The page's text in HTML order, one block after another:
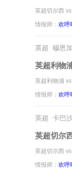
英超切尔西
情报师： 欢呼
英超 穆恩
英超利物
英超利物浦
情报师： 欢呼
英超 卡巴
英超切尔
英超切尔西
情报师： 欢呼